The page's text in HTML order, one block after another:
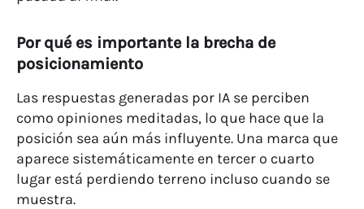
Por qué es importante la brecha de
posicionamiento
Las respuestas generadas por IA se perciben
como opiniones meditadas, lo que hace que la
posición sea aún más influyente. Una marca que
aparece sistemáticamente en tercer o cuarto
lugar está perdiendo terreno incluso cuando se
muestra.